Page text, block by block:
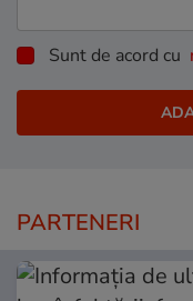
Sunt de acord cu
PARTENERI